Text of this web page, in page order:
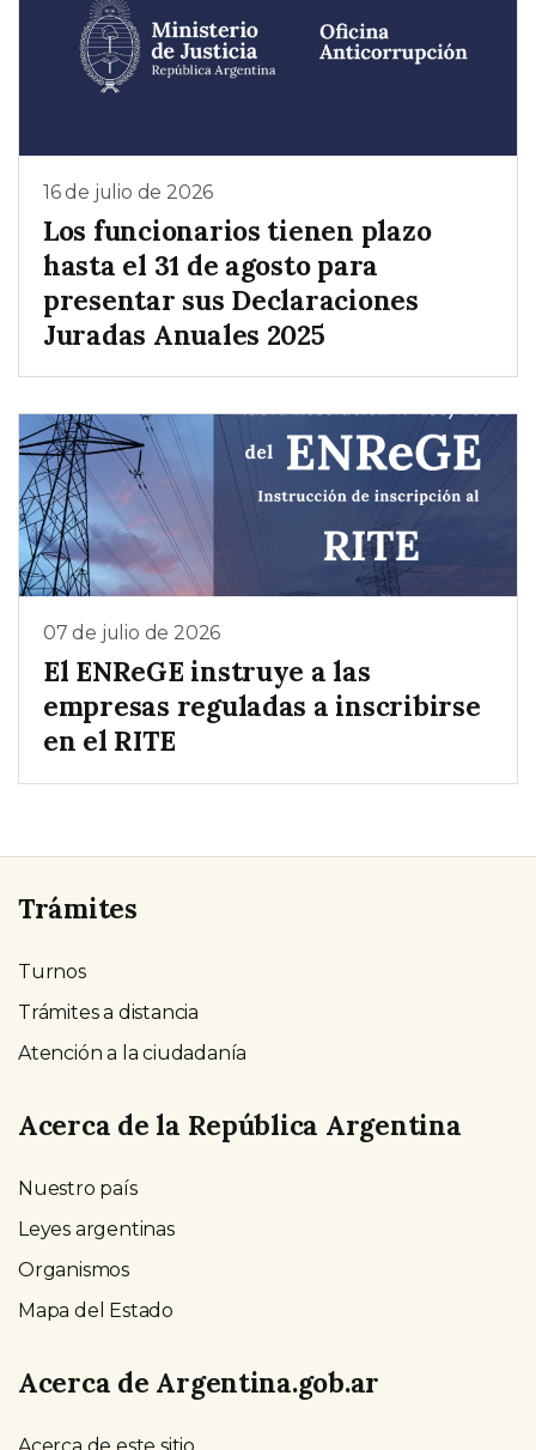
16 de julio de 2026
Los funcionarios tienen plazo
hasta el 31 de agosto para
presentar sus Declaraciones
Juradas Anuales 2025
07 de julio de 2026
El ENReGE instruye a las
empresas reguladas a inscribirse
en el RITE
Trámites
Turnos
Trámites a distancia
Atención a la ciudadanía
Acerca de la República Argentina
Nuestro país
Leyes argentinas
Organismos
Mapa del Estado
Acerca de Argentina.gob.ar